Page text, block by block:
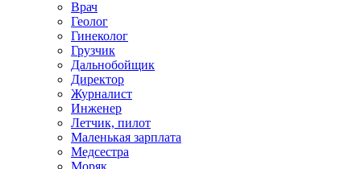
Врач
Геолог
Гинеколог
Грузчик
Дальнобойщик
Директор
Журналист
Инженер
Летчик, пилот
Маленькая зарплата
Медсестра
Моряк